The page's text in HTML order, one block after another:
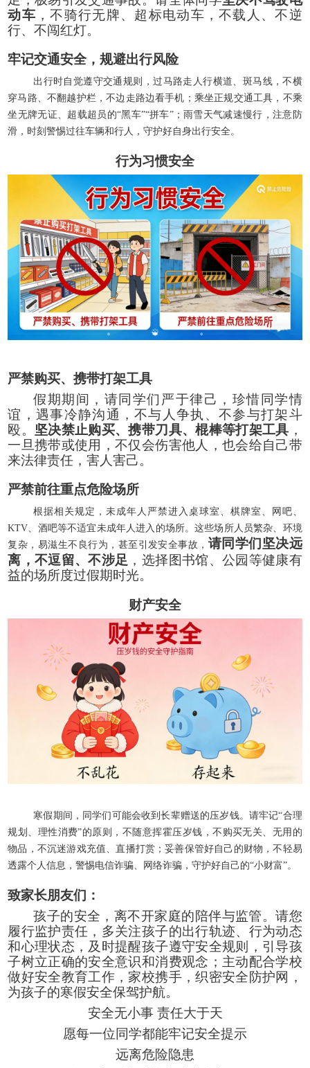
动车 ，不骑行无牌、超标电动车，不载人、不逆
行、不闯红灯。
牢记交通安全，规避出行风险
出行时自觉遵守交通规则，过马路走人行横道、斑马线，不横
穿马路、不翻越护栏，不边走路边看手机；乘坐正规交通工具，不乘
坐无牌无证、超载超员的“黑车”“拼车”；雨雪天气减速慢行，注意防
滑，时刻警惕过往车辆和行人，守护好自身出行安全。
行为习惯安全
严禁购买、携带打架工具
假期期间，请同学们严于律己，珍惜同学情
谊，遇事冷静沟通，不与人争执、不参与打架斗
殴。 坚决禁止购买、携带刀具、棍棒等打架工具 ，
一旦携带或使用，不仅会伤害他人，也会给自己带
来法律责任，害人害己。
严禁前往重点危险场所
根据相关规定，未成年人严禁进入桌球室、棋牌室、网吧、
KTV、酒吧等不适宜未成年人进入的场所。这些场所人员繁杂、环境
复杂，易滋生不良行为，甚至引发安全事故， 请同学们坚决远
离，不逗留、不涉足 ，选择图书馆、公园等健康有
益的场所度过假期时光。
财产安全
寒假期间，同学们可能会收到长辈赠送的压岁钱。请牢记“合理
规划、理性消费”的原则，不随意挥霍压岁钱，不购买无关、无用的
物品，不沉迷游戏充值、直播打赏；妥善保管好自己的财物，不轻易
透露个人信息，警惕电信诈骗、网络诈骗，守护好自己的“小财富”。
致家长朋友们：
孩子的安全，离不开家庭的陪伴与监管。请您
履行监护责任，多关注孩子的出行轨迹、行为动态
和心理状态，及时提醒孩子遵守安全规则，引导孩
子树立正确的安全意识和消费观念；主动配合学校
做好安全教育工作，家校携手，织密安全防护网，
为孩子的寒假安全保驾护航。
安全无小事 责任大于天
愿每一位同学都能牢记安全提示
远离危险隐患